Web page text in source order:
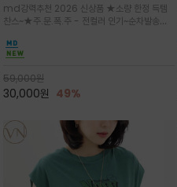
는 가벼운 코튼 터치의 반팔 티셔츠입니
다
md강력추천 2026 신상품 ★소량 한정 득템
찬스~★주.문.폭.주 - 전컬러 인기~순차발송중
아(Sepia)나 파스텔 톤의 해변 풍경으로 세련
된 뮤트톤 컬러 팔레트로 빈티지한 무드의 선샤
인 프린트가 더해져 담백하면서도 감각
59,000원
30,000원 49%